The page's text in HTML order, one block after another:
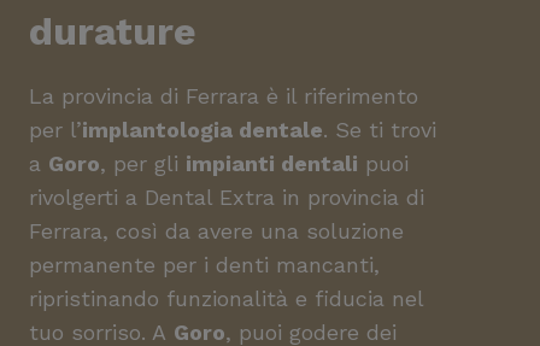
durature
La provincia di Ferrara è il riferimento
per l’implantologia dentale. Se ti trovi
a Goro, per gli impianti dentali puoi
rivolgerti a Dental Extra in provincia di
Ferrara, così da avere una soluzione
permanente per i denti mancanti,
ripristinando funzionalità e fiducia nel
tuo sorriso. A Goro, puoi godere dei